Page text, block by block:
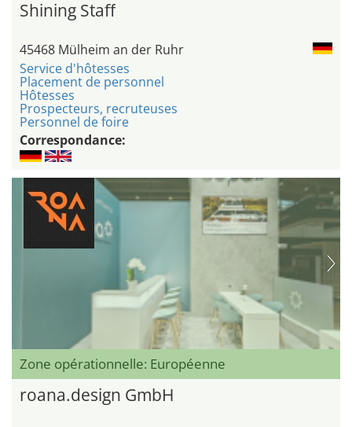
Shining Staff
45468 Mülheim an der Ruhr
Service d'hôtesses
Placement de personnel
Hôtesses
Prospecteurs, recruteuses
Personnel de foire
Correspondance:
Zone opérationnelle: Européenne
roana.design GmbH